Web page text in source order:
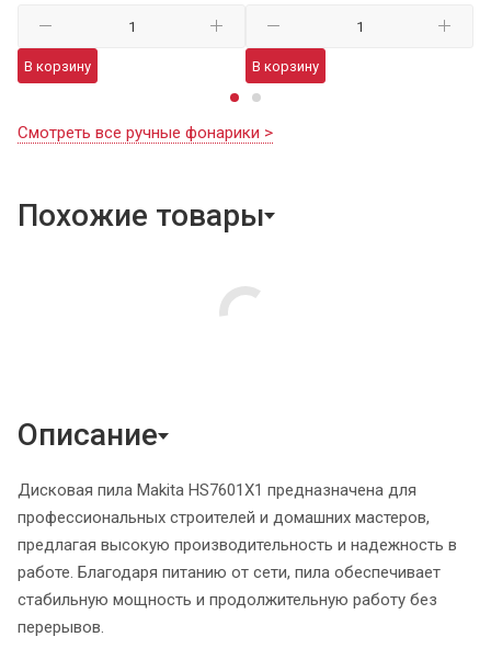
В корзину В корзину
Смотреть все ручные фонарики >
Похожие товары
Описание
Дисковая пила Makita HS7601X1 предназначена для
профессиональных строителей и домашних мастеров,
предлагая высокую производительность и надежность в
работе. Благодаря питанию от сети, пила обеспечивает
стабильную мощность и продолжительную работу без
перерывов.